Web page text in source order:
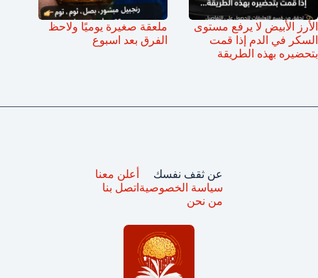
الأرز الأبيض لا يرفع مستوى
السكر في الدم إذا قمت
بتحضيره بهذه الطريقة
ملعقة صغيرة يوميًا ولاحظ
الفرق بعد اسبوع
عن ثقف نفسك
سياسة الخصوصية
من نحن
أعلن معنا
اتصل بنا